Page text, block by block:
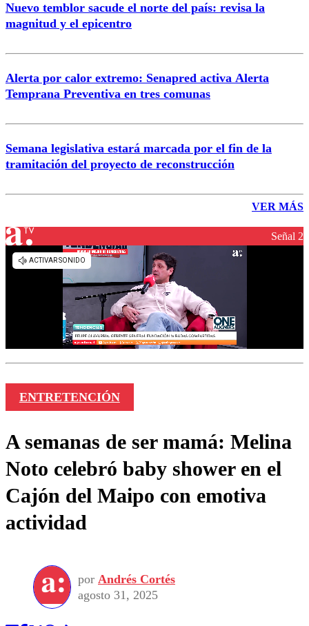
Nuevo temblor sacude el norte del país: revisa la
magnitud y el epicentro
Alerta por calor extremo: Senapred activa Alerta
Temprana Preventiva en tres comunas
Semana legislativa estará marcada por el fin de la
tramitación del proyecto de reconstrucción
VER MÁS
Señal 2
ENTRETENCIÓN
A semanas de ser mamá: Melina
Noto celebró baby shower en el
Cajón del Maipo con emotiva
actividad
por Andrés Cortés
agosto 31, 2025